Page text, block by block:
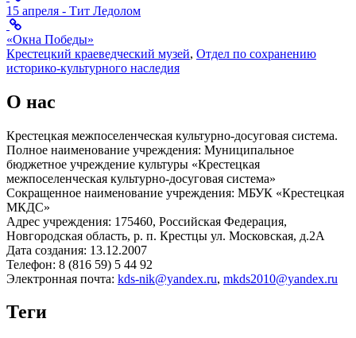
15 апреля - Тит Ледолом
«Окна Победы»
Крестецкий краеведческий музей, Отдел по сохранению
историко-культурного наследия
О нас
Крестецкая межпоселенческая культурно-досуговая система.
Полное наименование учреждения: Муниципальное
бюджетное учреждение культуры «Крестецкая
межпоселенческая культурно-досуговая система»
Сокращенное наименование учреждения: МБУК «Крестецкая
МКДС»
Адрес учреждения: 175460, Российская Федерация,
Новгородская область, р. п. Крестцы ул. Московская, д.2А
Дата создания: 13.12.2007
Телефон: 8 (816 59) 5 44 92
Электронная почта: kds-nik@yandex.ru, mkds2010@yandex.ru
Теги